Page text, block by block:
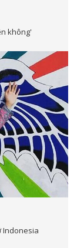
không'
Indonesia